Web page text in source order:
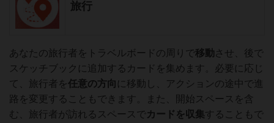
旅行
あなたの旅行者をトラベルボードの周りで移動させ、後で
スケッチブックに追加するカードを集めます。必要に応じ
て、旅行者を任意の方向 に移動し、アクションの途中で進
路を変更することもできます。また、開始スペースを含
む、旅行者が訪れるスペースで カード を収集することもで